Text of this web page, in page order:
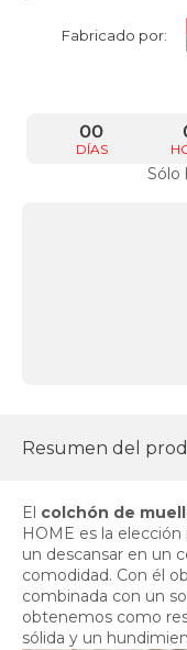
Fabricado por:
DÍAS
00
Sólo
Resumen del
El colchón de
HOME es la
un descansar en un
comodidad. Con él
combinada con un
obtenemos como
sólida y un